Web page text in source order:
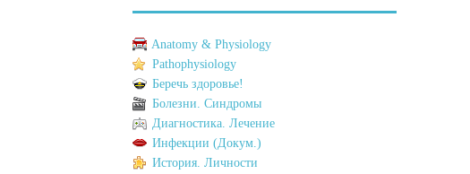
Anatomy & Physiology
Pathophysiology
Беречь здоровье!
Болезни. Синдромы
Диагностика. Лечение
Инфекции (Докум.)
История. Личности